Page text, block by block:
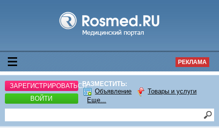
РЕКЛАМА
ЗАРЕГИСТРИРОВАТЬСЯ
ВОЙТИ
РАЗМЕСТИТЬ:
Объявление
Товары и услуги
Еще...